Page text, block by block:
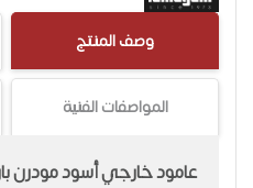
وصف المنتج
المواصفات الفنية